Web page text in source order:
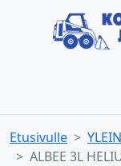
Etusivulle
ALBEE 3L